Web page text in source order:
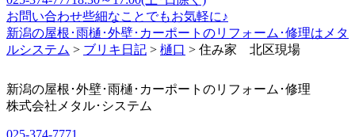
お問い合わせ些細なことでもお気軽に♪
新潟の屋根･雨樋･外壁･カーポートのリフォーム･修理はメタ
ルシステム > ブリキ日記 > 樋口 > 住み家 北区現場
新潟の屋根･外壁･雨樋･カーポートのリフォーム･修理
株式会社 メタル･システム
025-374-7771